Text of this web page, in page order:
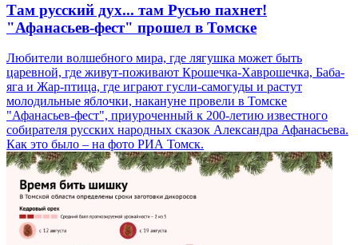
Там русский дух... там Русью пахнет!
"Афанасьев-фест" прошел в Томске
Любители волшебного мира, где лягушка может быть
царевной, где живут-поживают Крошечка-Хаврошечка, Баба-
яга и Жар-птица, где играют гусли-самогуды и растут
молодильные яблочки, накануне провели в Томске
"Афанасьев-фест", приуроченный к 200-летию известного
собирателя русских народных сказок Александра Афанасьева.
Как это было – на фото РИА Томск.